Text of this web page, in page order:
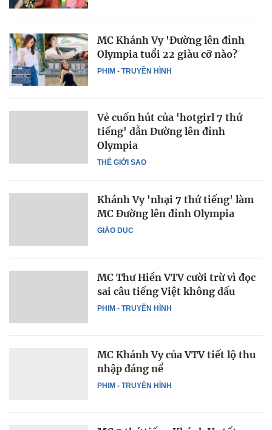
PHIM - TRUYỀN HÌNH
MC Khánh Vy 'Đường lên đỉnh
Olympia tuổi 22 giàu cỡ nào?
THẾ GIỚI SAO
Vẻ cuốn hút của 'hotgirl 7 thứ
tiếng' dẫn Đường lên đỉnh
Olympia
GIÁO DỤC
Khánh Vy 'nhại 7 thứ tiếng' làm
MC Đường lên đỉnh Olympia
PHIM - TRUYỀN HÌNH
MC Thư Hiền VTV cười trừ vì đọc
sai câu tiếng Việt không dấu
PHIM - TRUYỀN HÌNH
MC Khánh Vy của VTV tiết lộ thu
nhập đáng nể